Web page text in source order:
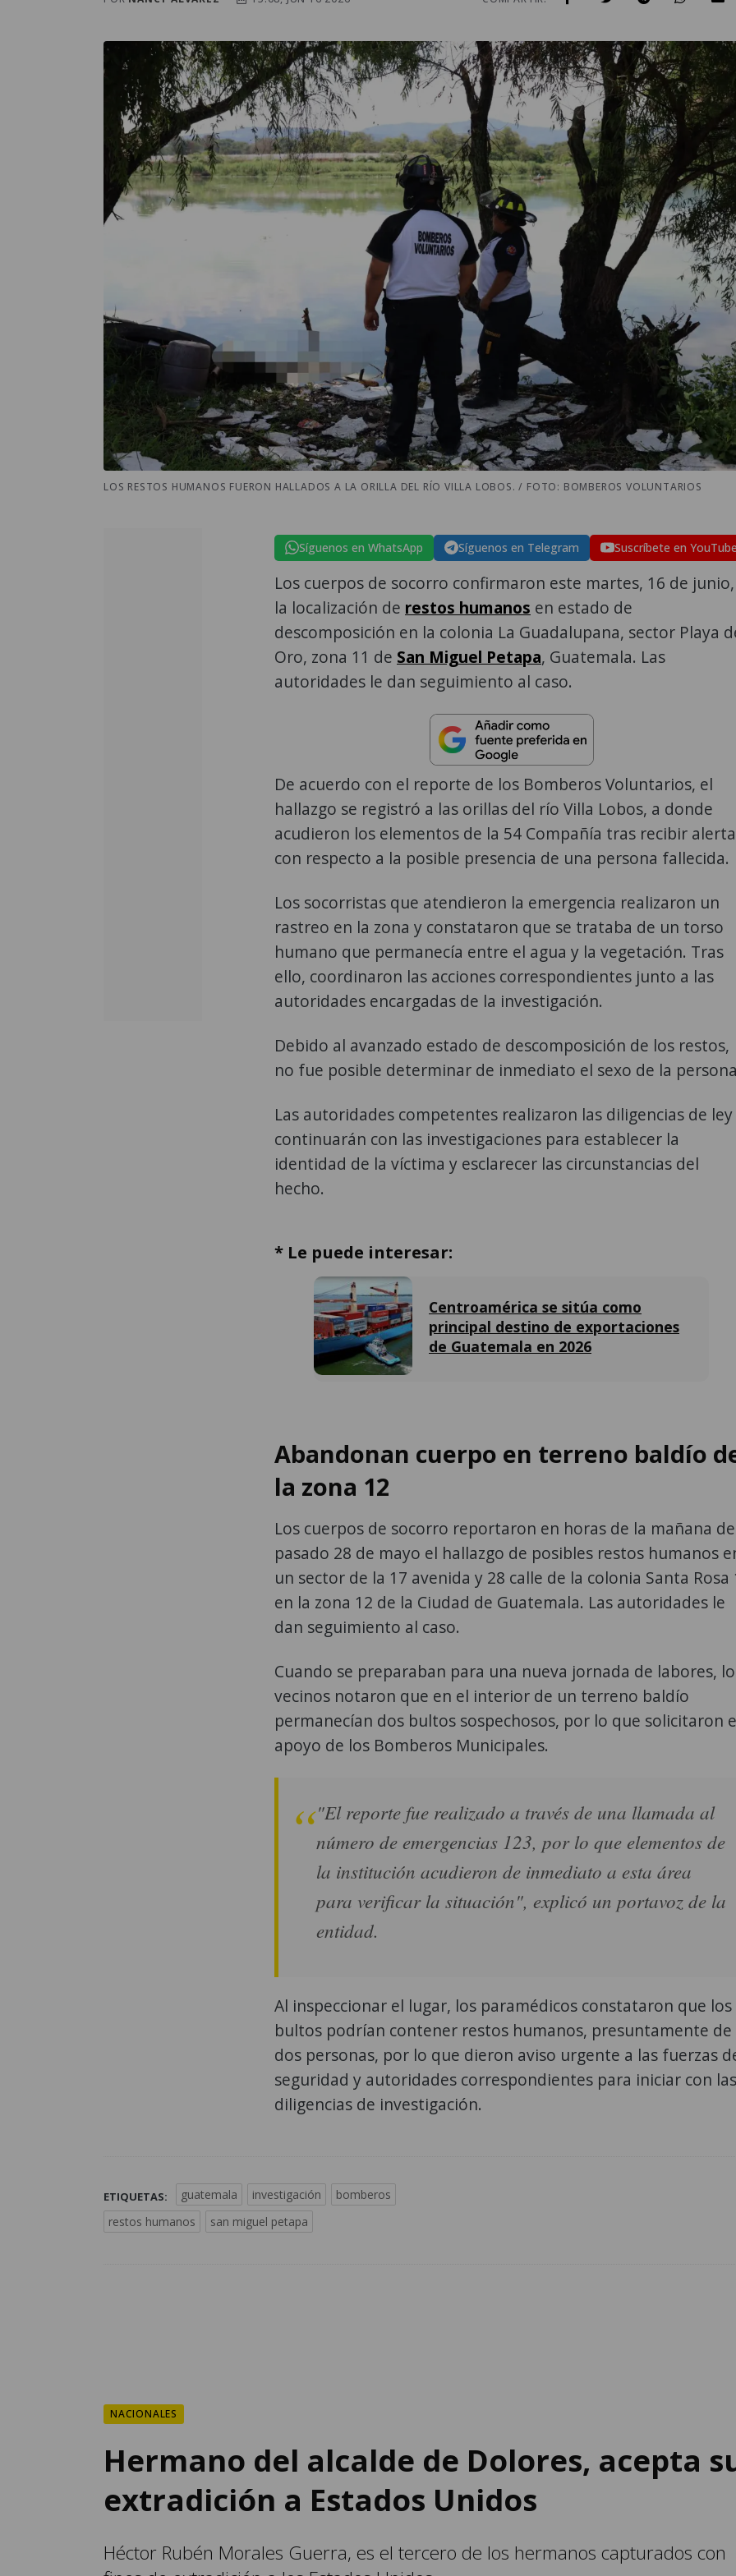
LOS RESTOS HUMANOS FUERON HALLADOS A LA ORILLA DEL RÍO VILLA LOBOS. / FOTO: BOMBEROS VOLUNTARIOS
Síguenos en WhatsApp Síguenos en Telegram Suscríbete en
Los cuerpos de socorro confirmaron este martes, 16 de junio,
la localización de restos humanos en estado de
descomposición en la colonia La Guadalupana, sector Playa
Oro, zona 11 de San Miguel Petapa, Guatemala. Las
autoridades le dan seguimiento al caso.
De acuerdo con el reporte de los Bomberos Voluntarios, el
hallazgo se registró a las orillas del río Villa Lobos, a donde
acudieron los elementos de la 54 Compañía tras recibir
con respecto a la posible presencia de una persona fallecida.
Los socorristas que atendieron la emergencia realizaron un
rastreo en la zona y constataron que se trataba de un torso
humano que permanecía entre el agua y la vegetación. Tras
ello, coordinaron las acciones correspondientes junto a las
autoridades encargadas de la investigación.
Debido al avanzado estado de descomposición de los restos,
no fue posible determinar de inmediato el sexo de la
Las autoridades competentes realizaron las diligencias de ley
continuarán con las investigaciones para establecer la
identidad de la víctima y esclarecer las circunstancias del
hecho.
* Le puede interesar:
Centroamérica se sitúa como
principal destino de exportaciones
de Guatemala en 2026
Abandonan cuerpo en terreno baldío
la zona 12
Los cuerpos de socorro reportaron en horas de la mañana
pasado 28 de mayo el hallazgo de posibles restos humanos
un sector de la 17 avenida y 28 calle de la colonia Santa Rosa
en la zona 12 de la Ciudad de Guatemala. Las autoridades le
dan seguimiento al caso.
Cuando se preparaban para una nueva jornada de labores,
vecinos notaron que en el interior de un terreno baldío
permanecían dos bultos sospechosos, por lo que solicitaron
apoyo de los Bomberos Municipales.
"El reporte fue realizado a través de una llamada al
número de emergencias 123, por lo que elementos de
la institución acudieron de inmediato a esta área
para verificar la situación", explicó un portavoz de la
entidad.
Al inspeccionar el lugar, los paramédicos constataron que los
bultos podrían contener restos humanos, presuntamente de
dos personas, por lo que dieron aviso urgente a las fuerzas
seguridad y autoridades correspondientes para iniciar con las
diligencias de investigación.
ETIQUETAS: guatemala investigación
bomberos
restos humanos
san miguel petapa
NACIONALES
Hermano del alcalde de Dolores, acepta
extradición a Estados Unidos
Héctor Rubén Morales Guerra, es el tercero de los hermanos capturados con